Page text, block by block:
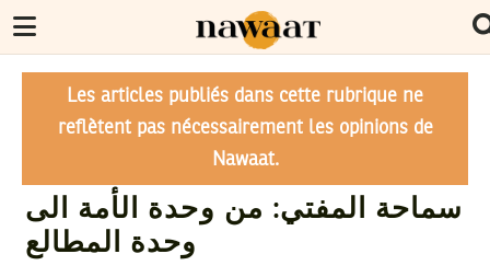
Les articles publiés dans cette rubrique ne
reflètent pas nécessairement les opinions de
Nawaat.
سماحة المفتي: من وحدة الأمة الى
وحدة المطالع